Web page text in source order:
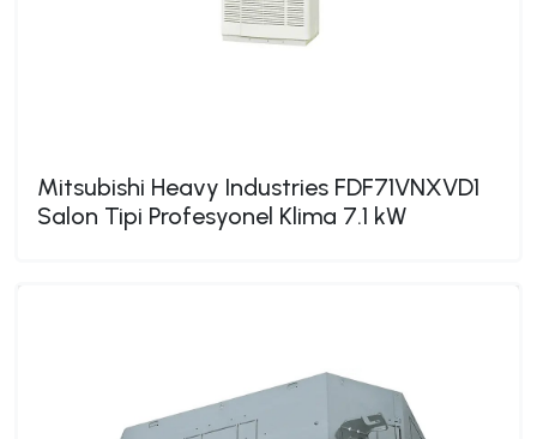
Mitsubishi Heavy Industries FDF71VNXVD1
Salon Tipi Profesyonel Klima 7.1 kW